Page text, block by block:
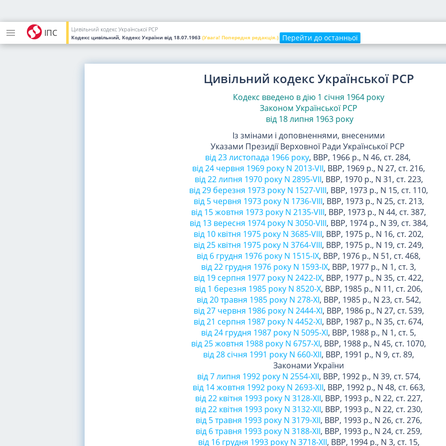
ІПС Цивільний кодекс Української РСР
Кодекс цивільний, Кодекс України від 18.07.1963 (Увага! Попередня редакція.) Перейти до останньої
Цивільний кодекс Української РСР
Кодекс введено в дію 1 січня 1964 року
Законом Української РСР
від 18 липня 1963 року
Із змінами і доповненнями, внесеними
Указами Президії Верховної Ради Української РСР
від 23 листопада 1966 року, ВВР, 1966 р., N 46, ст. 284,
від 24 червня 1969 року N 2013-VII, ВВР, 1969 р., N 27, ст. 216,
від 22 липня 1970 року N 2895-VII, ВВР, 1970 р., N 31, ст. 223,
від 29 березня 1973 року N 1527-VIII, ВВР, 1973 р., N 15, ст. 110,
від 5 червня 1973 року N 1736-VIII, ВВР, 1973 р., N 25, ст. 213,
від 15 жовтня 1973 року N 2135-VIII, ВВР, 1973 р., N 44, ст. 387,
від 13 вересня 1974 року N 3050-VIII, ВВР, 1974 р., N 39, ст. 384,
від 10 квітня 1975 року N 3685-VIII, ВВР, 1975 р., N 16, ст. 202,
від 25 квітня 1975 року N 3764-VIII, ВВР, 1975 р., N 19, ст. 249,
від 6 грудня 1976 року N 1515-IX, ВВР, 1976 р., N 51, ст. 468,
від 22 грудня 1976 року N 1593-IX, ВВР, 1977 р., N 1, ст. 3,
від 19 серпня 1977 року N 2422-IX, ВВР, 1977 р., N 35, ст. 422,
від 1 березня 1985 року N 8520-X, ВВР, 1985 р., N 11, ст. 206,
від 20 травня 1985 року N 278-XI, ВВР, 1985 р., N 23, ст. 542,
від 27 червня 1986 року N 2444-XI, ВВР, 1986 р., N 27, ст. 539,
від 21 серпня 1987 року N 4452-XI, ВВР, 1987 р., N 35, ст. 674,
від 24 грудня 1987 року N 5095-XI, ВВР, 1988 р., N 1, ст. 5,
від 25 жовтня 1988 року N 6757-XI, ВВР, 1988 р., N 45, ст. 1070,
від 28 січня 1991 року N 660-XII, ВВР, 1991 р., N 9, ст. 89,
Законами України
від 7 липня 1992 року N 2554-XII, ВВР, 1992 р., N 39, ст. 574,
від 14 жовтня 1992 року N 2693-XII, ВВР, 1992 р., N 48, ст. 663,
від 22 квітня 1993 року N 3128-XII, ВВР, 1993 р., N 22, ст. 227,
від 22 квітня 1993 року N 3132-XII, ВВР, 1993 р., N 22, ст. 230,
від 5 травня 1993 року N 3179-XII, ВВР, 1993 р., N 26, ст. 276,
від 6 травня 1993 року N 3188-XII, ВВР, 1993 р., N 24, ст. 259,
від 16 грудня 1993 року N 3718-XII, ВВР, 1994 р., N 3, ст. 15,